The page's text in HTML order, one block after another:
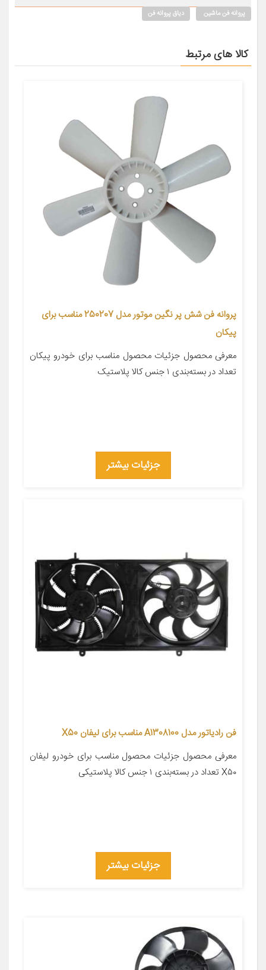
پروانه فن ماشین دیاق پروانه فن
کالا های مرتبط
پروانه فن شش پر نگین موتور مدل 250207 مناسب برای
پیکان
معرفی محصول جزئیات محصول مناسب برای خودرو پیکان
تعداد در بسته‌بندی ۱ جنس کالا پلاستیک
جزئیات بیشتر
فن رادیاتور مدل A1308100 مناسب برای لیفان X50
معرفی محصول جزئیات محصول مناسب برای خودرو لیفان
X۵۰ تعداد در بسته‌بندی ۱ جنس کالا پلاستیکی
جزئیات بیشتر